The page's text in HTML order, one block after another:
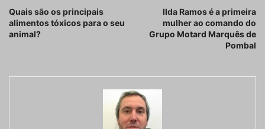
Quais são os principais
alimentos tóxicos para o seu
animal?
Ilda Ramos é a primeira
mulher ao comando do
Grupo Motard Marquês de
Pombal